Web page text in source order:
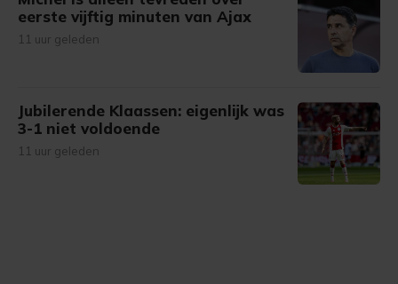
eerste vijftig minuten van Ajax
11 uur geleden
Jubilerende Klaassen: eigenlijk was
3-1 niet voldoende
11 uur geleden